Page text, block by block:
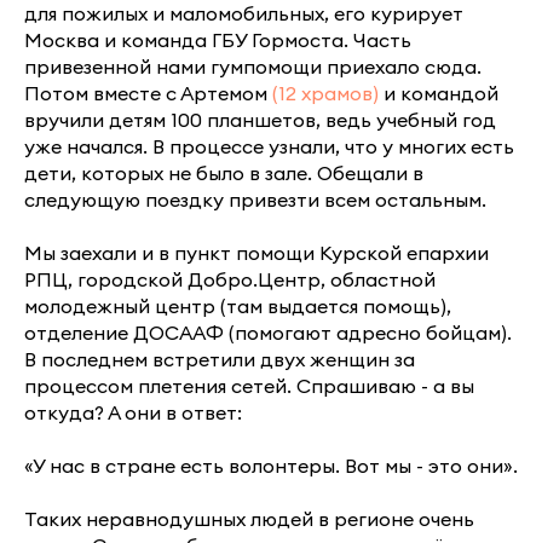
для пожилых и маломобильных, его курирует
Москва и команда ГБУ Гормоста. Часть
привезенной нами гумпомощи приехало сюда.
Потом вместе с Артемом (12 храмов) и командой
вручили детям 100 планшетов, ведь учебный год
уже начался. В процессе узнали, что у многих есть
дети, которых не было в зале. Обещали в
следующую поездку привезти всем остальным.
Мы заехали и в пункт помощи Курской епархии
РПЦ, городской Добро.Центр, областной
молодежный центр (там выдается помощь),
отделение ДОСААФ (помогают адресно бойцам).
В последнем встретили двух женщин за
процессом плетения сетей. Спрашиваю - а вы
откуда? А они в ответ:
«У нас в стране есть волонтеры. Вот мы - это они».
Таких неравнодушных людей в регионе очень